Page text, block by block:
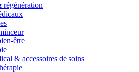
régénération
être
& accessoires de soins